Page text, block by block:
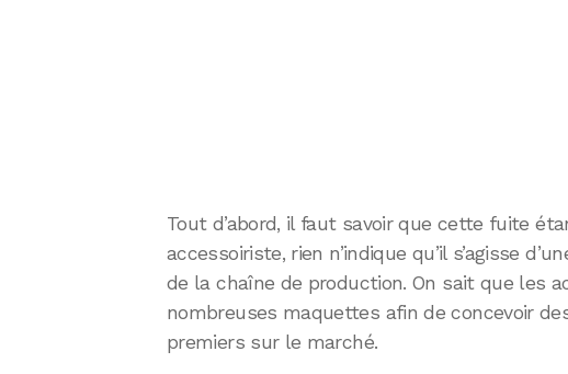
Tout d’abord, il faut savoir que cette fuite
accessoiriste, rien n’indique qu’il s’agisse
de la chaîne de production. On sait que les
nombreuses maquettes afin de concevoir
premiers sur le marché.